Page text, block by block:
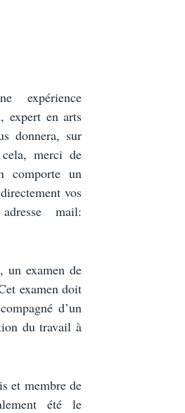
expérience
expert en arts
donnera, sur
merci de
comporte un
vos
mail:
un examen de
examen doit
d’un
du travail à
et membre de
été le